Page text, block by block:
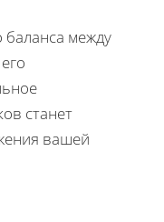
между
станет
вашей